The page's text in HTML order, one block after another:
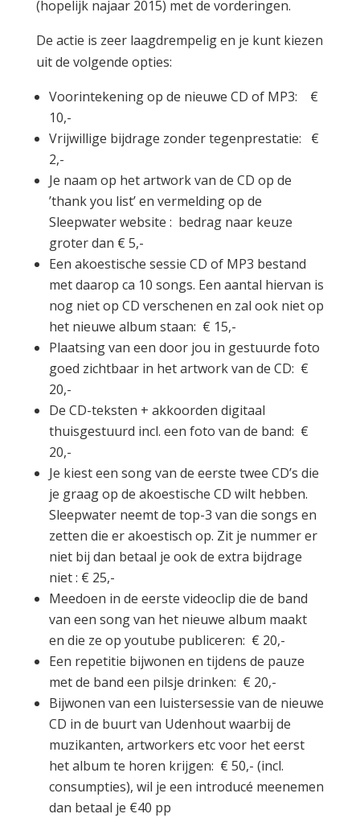
(hopelijk najaar 2015) met de vorderingen.
De actie is zeer laagdrempelig en je kunt kiezen
uit de volgende opties:
Voorintekening op de nieuwe CD of MP3: €
10,-
Vrijwillige bijdrage zonder tegenprestatie: €
2,-
Je naam op het artwork van de CD op de
’thank you list’ en vermelding op de
Sleepwater website : bedrag naar keuze
groter dan € 5,-
Een akoestische sessie CD of MP3 bestand
met daarop ca 10 songs. Een aantal hiervan is
nog niet op CD verschenen en zal ook niet op
het nieuwe album staan: € 15,-
Plaatsing van een door jou in gestuurde foto
goed zichtbaar in het artwork van de CD: €
20,-
De CD-teksten + akkoorden digitaal
thuisgestuurd incl. een foto van de band: €
20,-
Je kiest een song van de eerste twee CD’s die
je graag op de akoestische CD wilt hebben.
Sleepwater neemt de top-3 van die songs en
zetten die er akoestisch op. Zit je nummer er
niet bij dan betaal je ook de extra bijdrage
niet : € 25,-
Meedoen in de eerste videoclip die de band
van een song van het nieuwe album maakt
en die ze op youtube publiceren: € 20,-
Een repetitie bijwonen en tijdens de pauze
met de band een pilsje drinken: € 20,-
Bijwonen van een luistersessie van de nieuwe
CD in de buurt van Udenhout waarbij de
muzikanten, artworkers etc voor het eerst
het album te horen krijgen: € 50,- (incl.
consumpties), wil je een introducé meenemen
dan betaal je €40 pp